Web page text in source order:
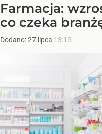
Farmacja:
co czeka
Dodano:27 lipca 13:15